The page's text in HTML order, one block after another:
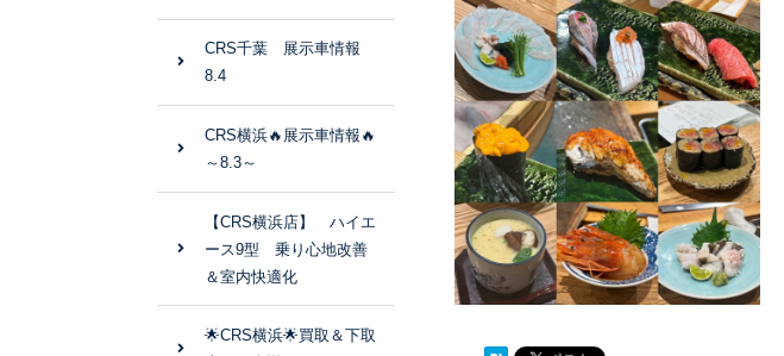
CRS千葉 展示車情報
8.4
CRS横浜🔥展示車情報🔥
～8.3～
【CRS横浜店】 ハイエ
ース9型 乗り心地改善
＆室内快適化
🌟CRS横浜🌟買取＆下取